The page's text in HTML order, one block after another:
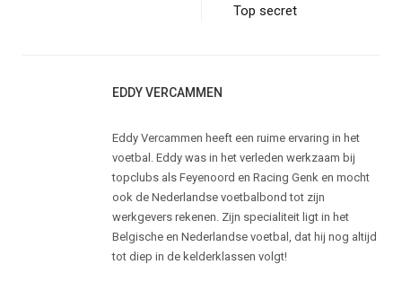
Top secret
EDDY VERCAMMEN
Eddy Vercammen heeft een ruime ervaring in het
voetbal. Eddy was in het verleden werkzaam bij
topclubs als Feyenoord en Racing Genk en mocht
ook de Nederlandse voetbalbond tot zijn
werkgevers rekenen. Zijn specialiteit ligt in het
Belgische en Nederlandse voetbal, dat hij nog altijd
tot diep in de kelderklassen volgt!